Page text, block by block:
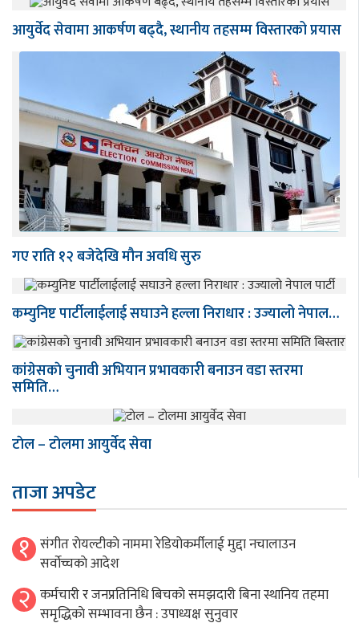
आयुर्वेद सेवामा आकर्षण बढ्दै, स्थानीय तहसम्म विस्तारको प्रयास
गए राति १२ बजेदेखि मौन अवधि सुरु
कम्युनिष्ट पार्टीलाईलाई सघाउने हल्ला निराधार : उज्यालो नेपाल…
कांग्रेसकाे चुनावी अभियान प्रभावकारी बनाउन वडा स्तरमा
समिति…
टाेल – टाेलमा आयुर्वेद सेवा
ताजा अपडेट
१ संगीत राेयल्टीकाे नाममा रेडियोकर्मीलाई मुद्दा नचालाउन
सर्वाेच्चकाे आदेश
२ कर्मचारी र जनप्रतिनिधि बिचकाे समझदारी बिना स्थानिय तहमा
समृद्धिकाे सम्भावना छैन : उपाध्यक्ष सुनुवार